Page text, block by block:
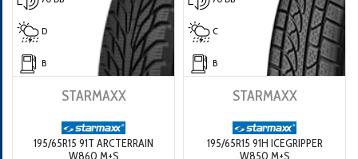
D
B
STARMAXX
195/65R15 91T ARCTERRAIN
W860 M+S
C
B
STARMAXX
195/65R15 91H ICEGRIPPER
W850 M+S